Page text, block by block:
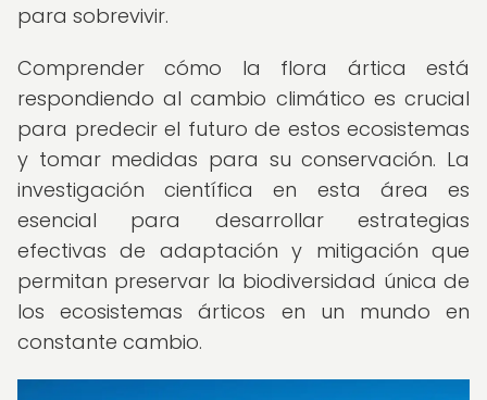
para sobrevivir.
Comprender cómo la flora ártica está
respondiendo al cambio climático es crucial
para predecir el futuro de estos ecosistemas
y tomar medidas para su conservación. La
investigación científica en esta área es
esencial para desarrollar estrategias
efectivas de adaptación y mitigación que
permitan preservar la biodiversidad única de
los ecosistemas árticos en un mundo en
constante cambio.